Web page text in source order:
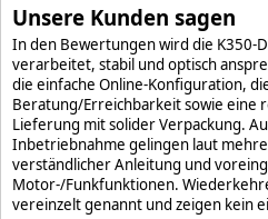
Unsere Kunden sagen
In den Bewertungen wird die K350-
verarbeitet, stabil und optisch
die einfache Online-Konfiguration,
Beratung/Erreichbarkeit sowie eine
Lieferung mit solider Verpackung.
Inbetriebnahme gelingen laut
verständlicher Anleitung und
Motor-/Funkfunktionen.
vereinzelt genannt und zeigen kein